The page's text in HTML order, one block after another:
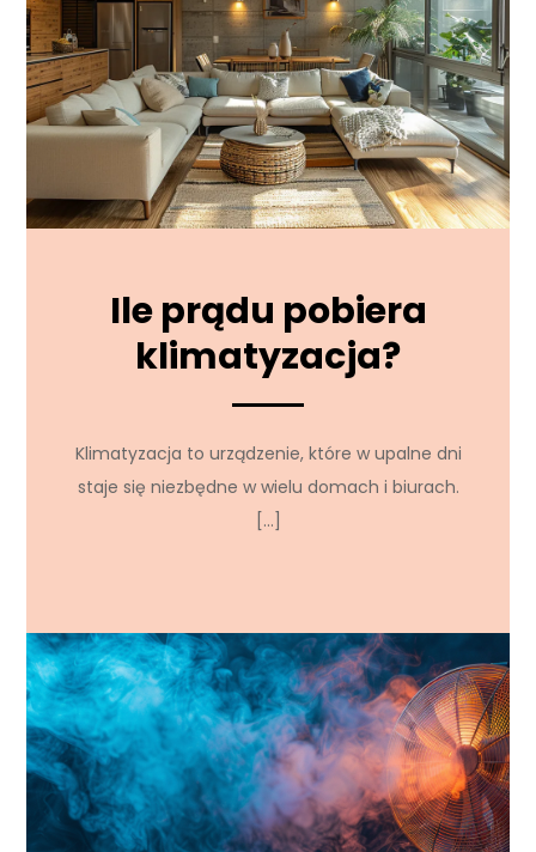
Ile prądu pobiera
klimatyzacja?
Klimatyzacja to urządzenie, które w upalne dni
staje się niezbędne w wielu domach i biurach.
[…]